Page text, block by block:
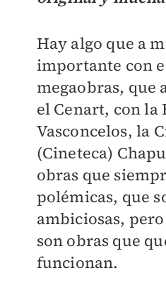
Hay algo que a
importante con
megaobras, que
el Cenart, con la
Vasconcelos, la
(Cineteca)
obras que
polémicas, que
ambiciosas,
son obras que
funcionan.